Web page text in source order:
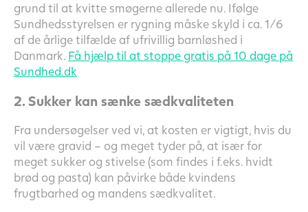
grund til at kvitte smøgerne allerede nu. Ifølge
Sundhedsstyrelsen er rygning måske skyld i ca. 1/6
af de årlige tilfælde af ufrivillig barnløshed i
Danmark. Få hjælp til at stoppe gratis på 10 dage på
Sundhed.dk
2. Sukker kan sænke sædkvaliteten
Fra undersøgelser ved vi, at kosten er vigtigt, hvis du
vil være gravid – og meget tyder på, at især for
meget sukker og stivelse (som findes i f.eks. hvidt
brød og pasta) kan påvirke både kvindens
frugtbarhed og mandens sædkvalitet.